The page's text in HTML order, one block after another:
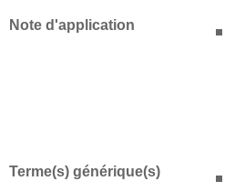
Note d'application
Terme(s) générique(s)